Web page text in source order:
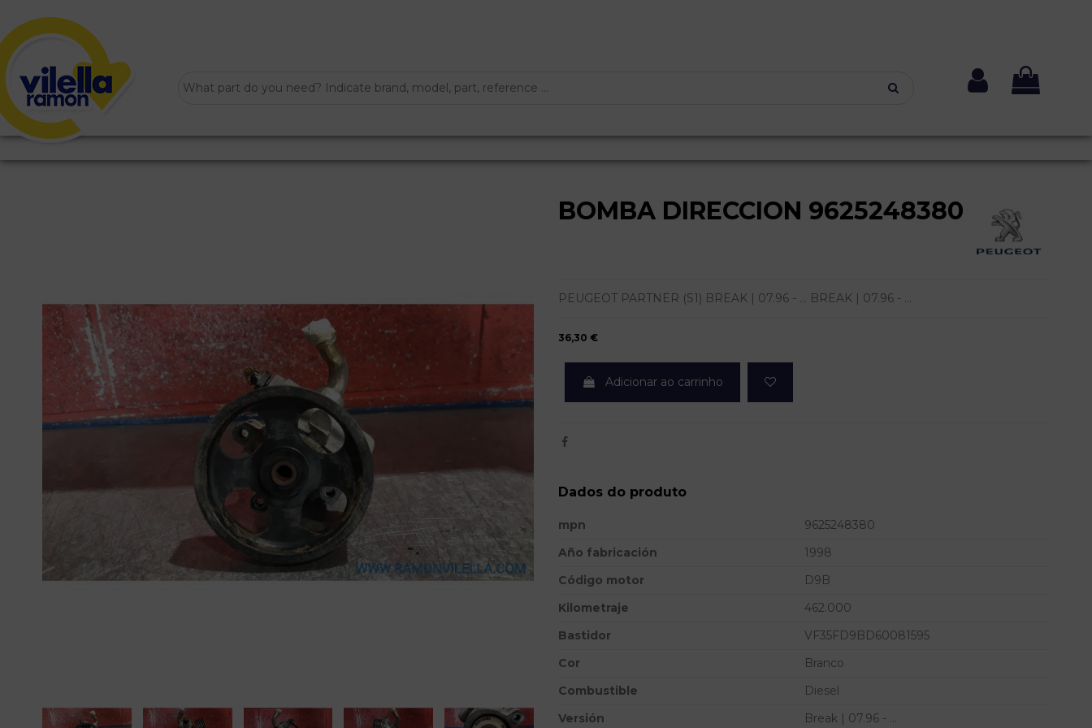
BOMBA DIRECCION 9625248380
PEUGEOT PARTNER (S1) BREAK | 07.96 - ... BREAK | 07.96 - ...
36,30 €
Adicionar ao carrinho
Dados do produto
mpn
9625248380
Año fabricación
1998
Código motor
D9B
Kilometraje
462.000
Bastidor
VF35FD9BD60081595
Cor
Branco
Combustible
Diesel
Versión
Break | 07.96 - ...